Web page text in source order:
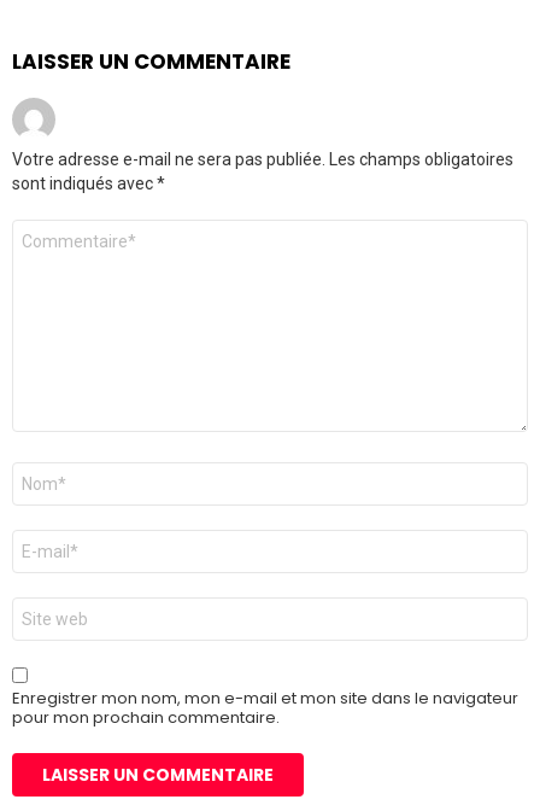
LAISSER UN COMMENTAIRE
Votre adresse e-mail ne sera pas publiée. Les champs obligatoires
sont indiqués avec*
Commentaire
Nom
E-
mail
*
Site
web
Enregistrer mon nom, mon e-mail et mon site dans le navigateur
pour mon prochain commentaire.